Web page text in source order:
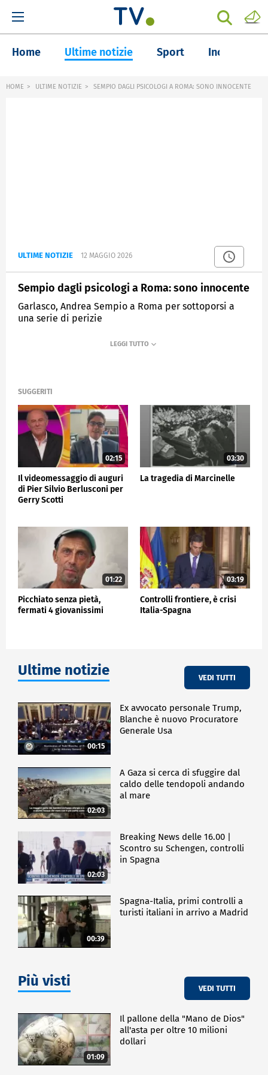
Home Ultime notizie Sport Inchieste
HOME ULTIME NOTIZIE SEMPIO DAGLI PSICOLOGI A ROMA: SONO INNOCENTE
ULTIME NOTIZIE 12 MAGGIO 2026
Sempio dagli psicologi a Roma: sono innocente
Garlasco, Andrea Sempio a Roma per sottoporsi a
una serie di perizie
SUGGERITI
02:15
Il videomessaggio di auguri
di Pier Silvio Berlusconi per
Gerry Scotti
03:30
La tragedia di Marcinelle
01:22
Picchiato senza pietà,
fermati 4 giovanissimi
03:19
Controlli frontiere, è crisi
Italia-Spagna
Ultime notizie VEDI TUTTI
00:15
Ex avvocato personale Trump,
Blanche è nuovo Procuratore
Generale Usa
02:03
A Gaza si cerca di sfuggire dal
caldo delle tendopoli andando
al mare
02:03
Breaking News delle 16.00 |
Scontro su Schengen, controlli
in Spagna
00:39
Spagna-Italia, primi controlli a
turisti italiani in arrivo a Madrid
Più visti VEDI TUTTI
01:09
Il pallone della "Mano de Dios"
all'asta per oltre 10 milioni
dollari